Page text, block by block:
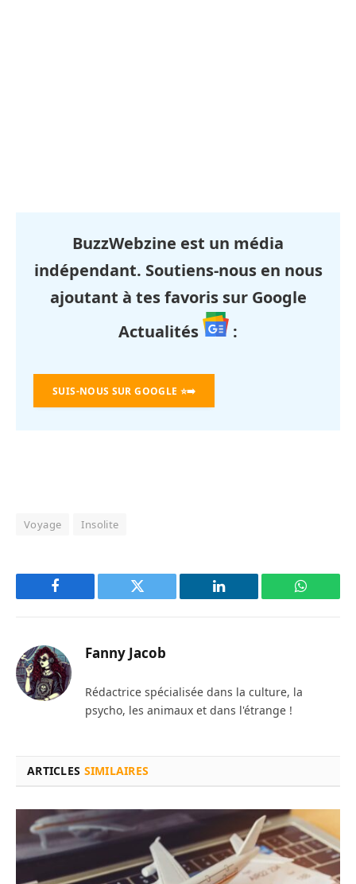
BuzzWebzine est un média
indépendant. Soutiens-nous en nous
ajoutant à tes favoris sur Google
Actualités
:
SUIS-NOUS SUR GOOGLE ⭐➡️
Voyage Insolite
Facebook Twitter LinkedIn
Fanny Jacob
Rédactrice spécialisée dans la culture, la
psycho, les animaux et dans l'étrange !
ARTICLES SIMILAIRES